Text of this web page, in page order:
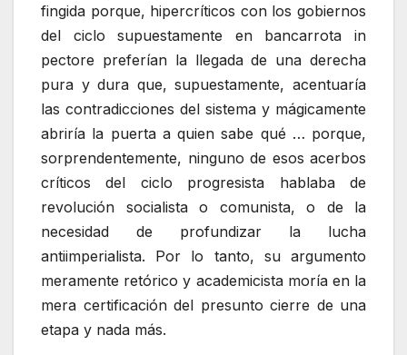
fingida porque, hipercríticos con los gobiernos
del ciclo supuestamente en bancarrota in
pectore preferían la llegada de una derecha
pura y dura que, supuestamente, acentuaría
las contradicciones del sistema y mágicamente
abriría la puerta a quien sabe qué … porque,
sorprendentemente, ninguno de esos acerbos
críticos del ciclo progresista hablaba de
revolución socialista o comunista, o de la
necesidad de profundizar la lucha
antiimperialista. Por lo tanto, su argumento
meramente retórico y academicista moría en la
mera certificación del presunto cierre de una
etapa y nada más.